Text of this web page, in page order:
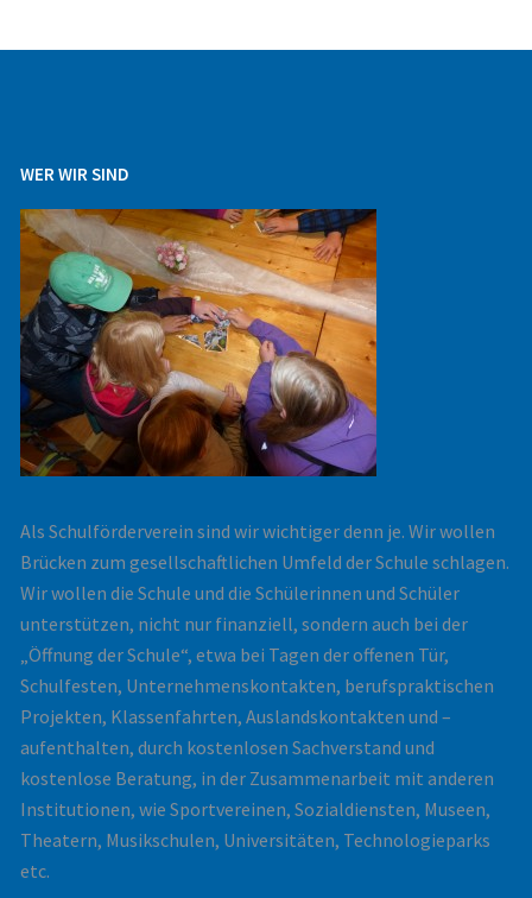
WER WIR SIND
Als Schulförderverein sind wir wichtiger denn je. Wir wollen
Brücken zum gesellschaftlichen Umfeld der Schule schlagen.
Wir wollen die Schule und die Schülerinnen und Schüler
unterstützen, nicht nur finanziell, sondern auch bei der
„Öffnung der Schule“, etwa bei Tagen der offenen Tür,
Schulfesten, Unternehmenskontakten, berufspraktischen
Projekten, Klassenfahrten, Auslandskontakten und –
aufenthalten, durch kostenlosen Sachverstand und
kostenlose Beratung, in der Zusammenarbeit mit anderen
Institutionen, wie Sportvereinen, Sozialdiensten, Museen,
Theatern, Musikschulen, Universitäten, Technologieparks
etc.